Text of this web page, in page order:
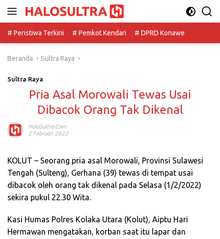
# Peristiwa Terkini
# Pemkot Kendari # DPRD Konawe
Beranda Sultra Raya
Sultra Raya
Pria Asal Morowali Tewas Usai
Dibacok Orang Tak Dikenal
HaloSultra.com
2 Februari 2022
KOLUT – Seorang pria asal Morowali, Provinsi Sulawesi
Tengah (Sulteng), Gerhana (39) tewas di tempat usai
dibacok oleh orang tak dikenal pada Selasa (1/2/2022)
sekira pukul 22.30 Wita.
Kasi Humas Polres Kolaka Utara (Kolut), Aiptu Hari
Hermawan mengatakan, korban saat itu lapar dan